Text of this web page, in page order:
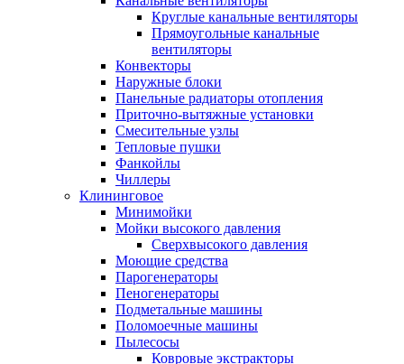
Круглые канальные вентиляторы
Прямоугольные канальные
вентиляторы
Конвекторы
Наружные блоки
Панельные радиаторы отопления
Приточно-вытяжные установки
Смесительные узлы
Тепловые пушки
Фанкойлы
Чиллеры
Клининговое
Минимойки
Мойки высокого давления
Сверхвысокого давления
Моющие средства
Парогенераторы
Пеногенераторы
Подметальные машины
Поломоечные машины
Пылесосы
Ковровые экстракторы